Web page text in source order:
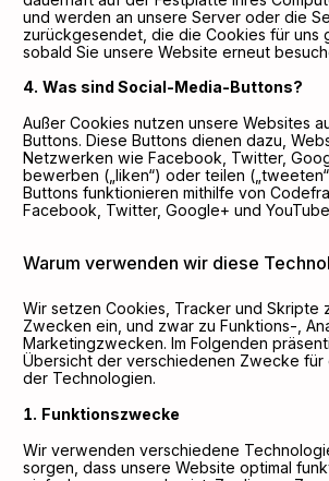
und werden an unsere Server oder die
zurückgesendet, die die Cookies für uns
sobald Sie unsere Website erneut
Was sind Social-Media-Buttons?
Außer Cookies nutzen unsere Websites
Buttons. Diese Buttons dienen dazu,
Netzwerken wie Facebook, Twitter,
bewerben („liken“) oder teilen
Buttons funktionieren mithilfe von
Facebook, Twitter, Google+ und
Warum verwenden wir diese
Wir setzen Cookies, Tracker und Skripte
Zwecken ein, und zwar zu Funktions-,
Marketingzwecken. Im Folgenden
Übersicht der verschiedenen Zwecke für
der Technologien.
Funktionszwecke
Wir verwenden verschiedene
sorgen, dass unsere Website optimal